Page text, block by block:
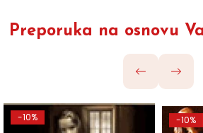
Preporuka na osnovu
-10% -10%